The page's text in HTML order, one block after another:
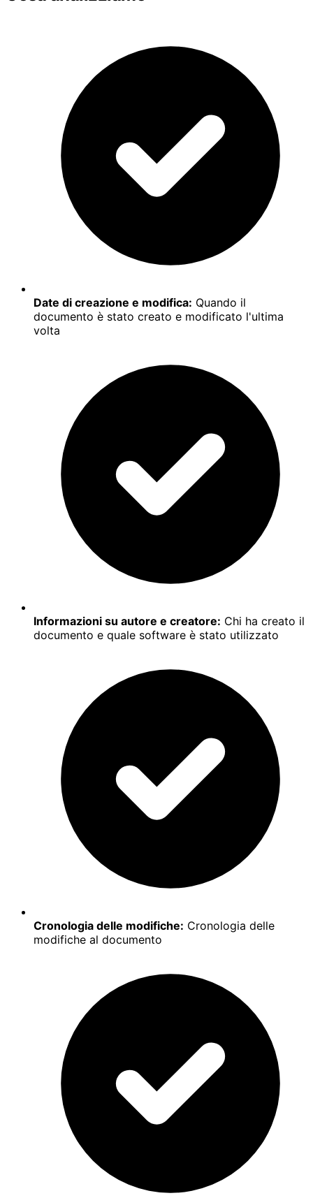
Date di creazione e modifica: Quando il
documento è stato creato e modificato l'ultima
volta
Informazioni su autore e creatore: Chi ha creato il
documento e quale software è stato utilizzato
Cronologia delle modifiche: Cronologia delle
modifiche al documento